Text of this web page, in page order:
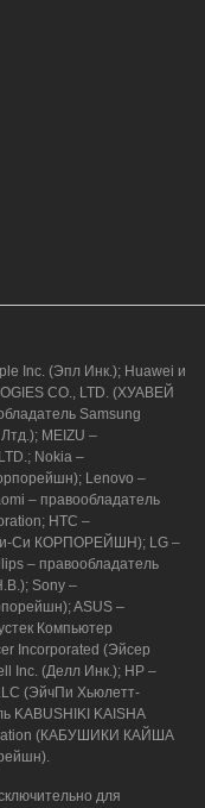
Inc. (Эпл Инк.); Huawei и
CO., LTD. (ХУАВЕЙ
Samsung
MEIZU –
Nokia –
Lenovo –
– правообладатель
HTC –
Ти-Си КОРПОРЕЙШН); LG –
– правообладатель
Sony –
ASUS –
Компьютер
Incorporated (Эйсер
Inc. (Делл Инк.); HP –
(ЭйчПи Хьюлетт-
KABUSHIKI KAISHA
(КАБУШИКИ КАЙША
для